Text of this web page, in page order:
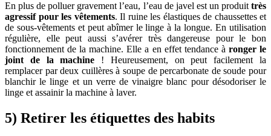
En plus de polluer gravement l’eau, l’eau de javel est un produittrès
agressif pour les vêtements. Il ruine les élastiques de chaussettes et
de sous-vêtements et peut abîmer le linge à la longue. En utilisation
régulière, elle peut aussi s’avérer très dangereuse pour le bon
fonctionnement de la machine. Elle a en effet tendance à ronger le
joint de la machine ! Heureusement, on peut facilement la
remplacer par deux cuillères à soupe de percarbonate de soude pour
blanchir le linge et un verre de vinaigre blanc pour désodoriser le
linge et assainir la machine à laver.
5) Retirer les étiquettes des habits